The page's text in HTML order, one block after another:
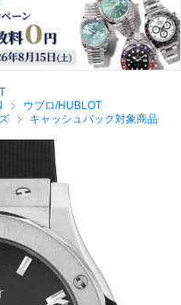
ログイン
探す
パテック
フィリップ
ウブロ/HUBLOT
キャッシュバック対象商品